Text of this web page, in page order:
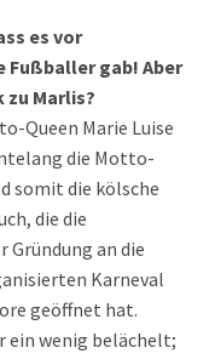
es vor
Fußballer gab! Aber
zu Marlis?
Queen Marie Luise
die Motto-
somit die kölsche
die die
Gründung an die
Karneval
geöffnet hat.
ein wenig belächelt;